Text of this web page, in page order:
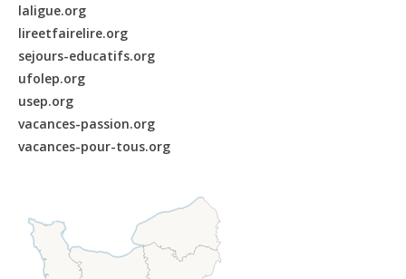
laligue.org
lireetfairelire.org
sejours-educatifs.org
ufolep.org
usep.org
vacances-passion.org
vacances-pour-tous.org